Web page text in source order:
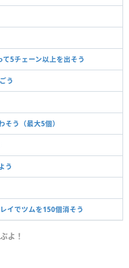
5チェーン以上を出そう
う
そう（最大5個）
う
イでツムを150個消そう
よ！